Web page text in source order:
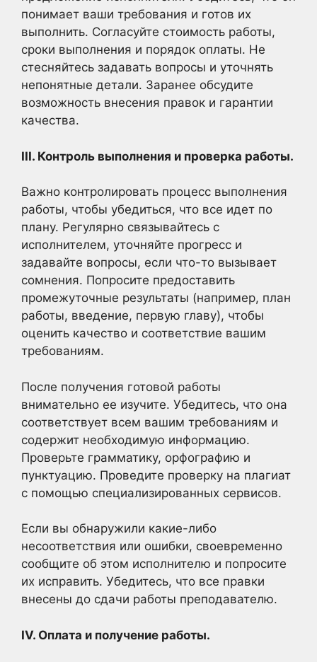
понимает ваши требования и готов их
выполнить. Согласуйте стоимость работы,
сроки выполнения и порядок оплаты. Не
стесняйтесь задавать вопросы и уточнять
непонятные детали. Заранее обсудите
возможность внесения правок и гарантии
качества.
III. Контроль выполнения и проверка работы.
Важно контролировать процесс выполнения
работы, чтобы убедиться, что все идет по
плану. Регулярно связывайтесь с
исполнителем, уточняйте прогресс и
задавайте вопросы, если что-то вызывает
сомнения. Попросите предоставить
промежуточные результаты (например, план
работы, введение, первую главу), чтобы
оценить качество и соответствие вашим
требованиям.
После получения готовой работы
внимательно ее изучите. Убедитесь, что она
соответствует всем вашим требованиям и
содержит необходимую информацию.
Проверьте грамматику, орфографию и
пунктуацию. Проведите проверку на плагиат
с помощью специализированных сервисов.
Если вы обнаружили какие-либо
несоответствия или ошибки, своевременно
сообщите об этом исполнителю и попросите
их исправить. Убедитесь, что все правки
внесены до сдачи работы преподавателю.
IV. Оплата и получение работы.